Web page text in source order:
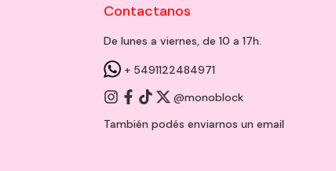
Contactanos
De lunes a viernes, de 10 a 17h.
+ 5491122484971
@monoblock
También podés enviarnos un email